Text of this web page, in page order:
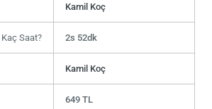
Kamil Koç
Saat? 2s 52dk
Kamil Koç
649 TL